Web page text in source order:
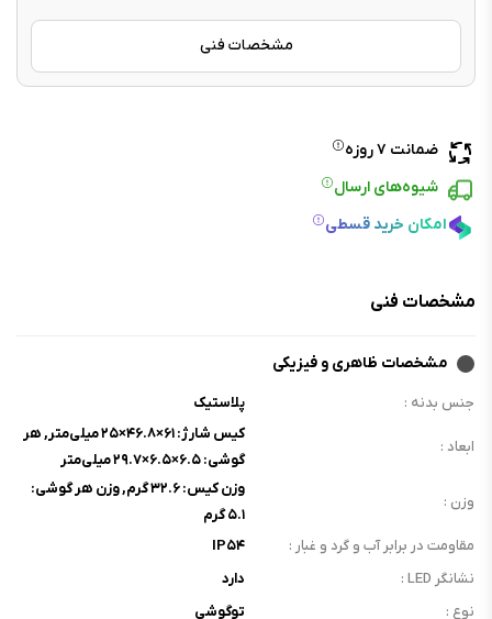
مشخصات فنی
ضمانت ۷ روزه
شیوه‌های ارسال
امکان خرید قسطی
مشخصات فنی
مشخصات ظاهری و فیزیکی
جنس بدنه : پلاستیک
ابعاد :
کیس شارژ: ۶۱×۴۶.۸×۲۵ میلی‌متر, هر
گوشی: ۶.۵×۶.۵×۲۹.۷ میلی‌متر
وزن :
وزن کیس: ۳۲.۶ گرم, وزن هر گوشی:
۵.۱ گرم
مقاومت در برابر آب و گرد و غبار :
IP۵۴
نشانگر LED :
دارد
نوع :
توگوشی